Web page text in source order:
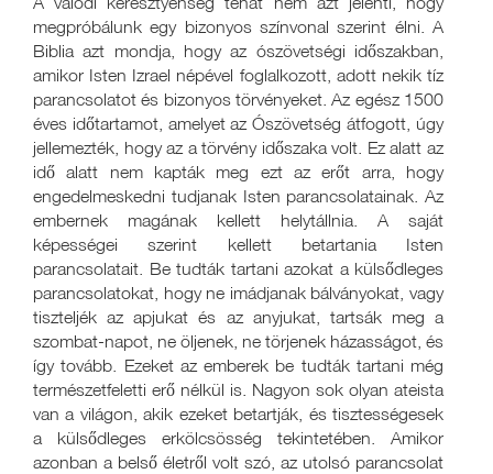
megpróbálunk egy bizonyos színvonal szerint élni. A
Biblia azt mondja, hogy az ószövetségi időszakban,
amikor Isten Izrael népével foglalkozott, adott nekik tíz
parancsolatot és bizonyos törvényeket. Az egész 1500
éves időtartamot, amelyet az Ószövetség átfogott, úgy
jellemezték, hogy az a törvény időszaka volt. Ez alatt az
idő alatt nem kapták meg ezt az erőt arra, hogy
engedelmeskedni tudjanak Isten parancsolatainak. Az
embernek magának kellett helytállnia. A saját
képességei szerint kellett betartania Isten
parancsolatait. Be tudták tartani azokat a külsődleges
parancsolatokat, hogy ne imádjanak bálványokat, vagy
tiszteljék az apjukat és az anyjukat, tartsák meg a
szombat-napot, ne öljenek, ne törjenek házasságot, és
így tovább. Ezeket az emberek be tudták tartani még
természetfeletti erő nélkül is. Nagyon sok olyan ateista
van a világon, akik ezeket betartják, és tisztességesek
a külsődleges erkölcsösség tekintetében. Amikor
azonban a belső életről volt szó, az utolsó parancsolat